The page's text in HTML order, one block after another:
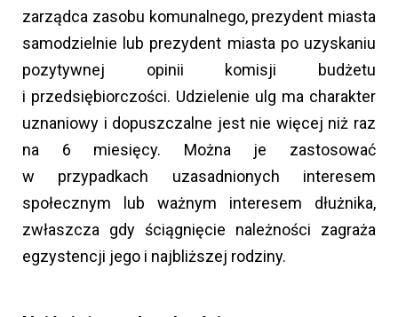
zarządca zasobu komunalnego, prezydent miasta
samodzielnie lub prezydent miasta po uzyskaniu
pozytywnej opinii komisji budżetu
i przedsiębiorczości. Udzielenie ulg ma charakter
uznaniowy i dopuszczalne jest nie więcej niż raz
na 6 miesięcy. Można je zastosować
w przypadkach uzasadnionych interesem
społecznym lub ważnym interesem dłużnika,
zwłaszcza gdy ściągnięcie należności zagraża
egzystencji jego i najbliższej rodziny.